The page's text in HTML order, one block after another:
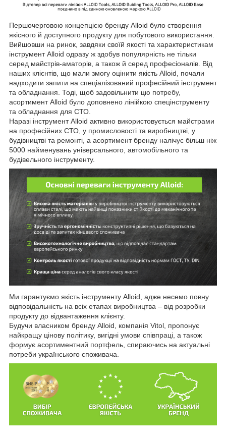
Першочерговою концепцією бренду Alloid було створення
якісного й доступного продукту для побутового використання.
Вийшовши на ринок, завдяки своїй якості та характеристикам
інструмент Alloid одразу ж здобув популярність не тільки
серед майстрів-аматорів, а також й серед професіоналів. Від
наших клієнтів, що мали змогу оцінити якість Alloid, почали
надходити запити на спеціалізований професійний інструмент
та обладнання. Тоді, щоб задовільнити цю потребу,
асортимент Alloid було доповнено лінійкою спецінструменту
та обладнання для СТО.
Наразі інструмент Alloid активно використовується майстрами
на професійних СТО, у промисловості та виробництві, у
будівництві та ремонті, а асортимент бренду налічує більш ніж
5000 найменувань універсального, автомобільного та
будівельного інструменту.
Ми гарантуємо якість інструменту Alloid, адже несемо повну
відповідальність на всіх етапах виробництва – від розробки
продукту до відвантаження клієнту.
Будучи власником бренду Alloid, компанія Vitol, пропонує
найкращу цінову політику, вигідні умови співпраці, а також
формує асортиментний портфель, спираючись на актуальні
потреби українського споживача.